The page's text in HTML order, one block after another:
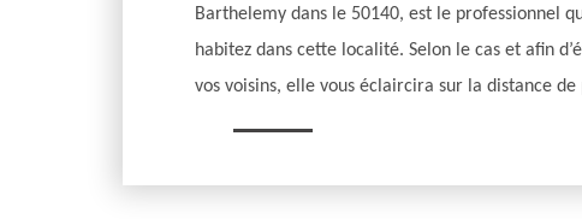
Barthelemy dans le 50140, est le professionnel
habitez dans cette localité. Selon le cas et afin
vos voisins, elle vous éclaircira sur la distance